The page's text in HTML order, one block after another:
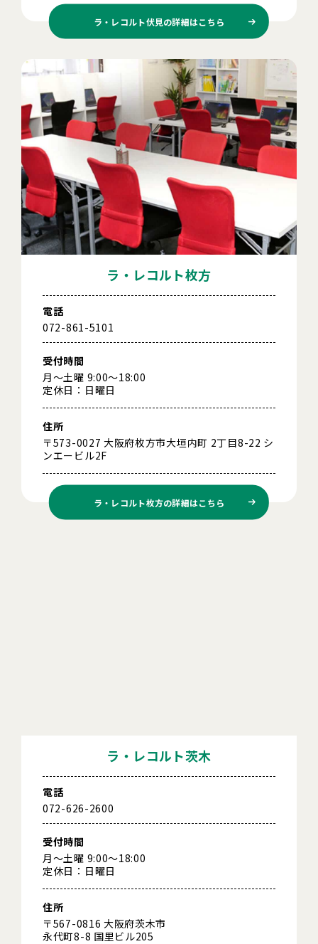
ラ・レコルト伏見の詳細はこちら
ラ・レコルト枚方
電話
072-861-5101
受付時間
月～土曜 9:00～18:00
定休日：日曜日
住所
〒573-0027 大阪府枚方市大垣内町 2丁目8-22 シ
ンエービル2F
ラ・レコルト枚方の詳細はこちら
ラ・レコルト茨木
電話
072-626-2600
受付時間
月～土曜 9:00～18:00
定休日：日曜日
住所
〒567-0816 大阪府茨木市
永代町8-8 国里ビル205